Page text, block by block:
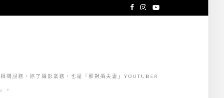
關服務。除了攝影業務，也是「那對攝夫妻」YOUTUBER
。